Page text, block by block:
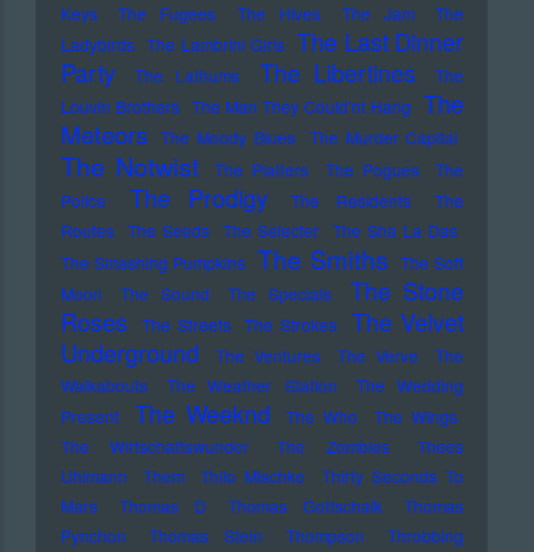
Keys
The Fugees The Hives The Jam
The
Ladybirds The Lambrini Girls The Last Dinner
Party
The Lathums The Libertines
The
Louvin Brothers The Man They Could'nt Hang The
Meteors The Moody Blues The Murder Capital
The Notwist The Platters The Pogues
The
Police
The Prodigy The Residents
The
Routes The Seeds The Selecter The Sha La Das
The Smashing Pumpkins The Smiths The Soft
Moon
The Sound The Specials
The Stone
Roses
The Streets The Strokes
The Velvet
Underground
The Ventures The Verve
The
Walkabouts
The Weather Station
The Wedding
Present
The Weeknd The Who
The Wings
The Wirtschaftswunder
The Zombies
Thees
Uhlmann
Them Thilo Mischke
Thirty Seconds To
Mars
Thomas D Thomas Gottschalk
Thomas
Pynchon
Thomas Stein Thompson
Throbbing